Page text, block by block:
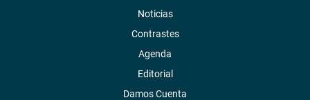
Noticias
Contrastes
Agenda
Editorial
Damos Cuenta